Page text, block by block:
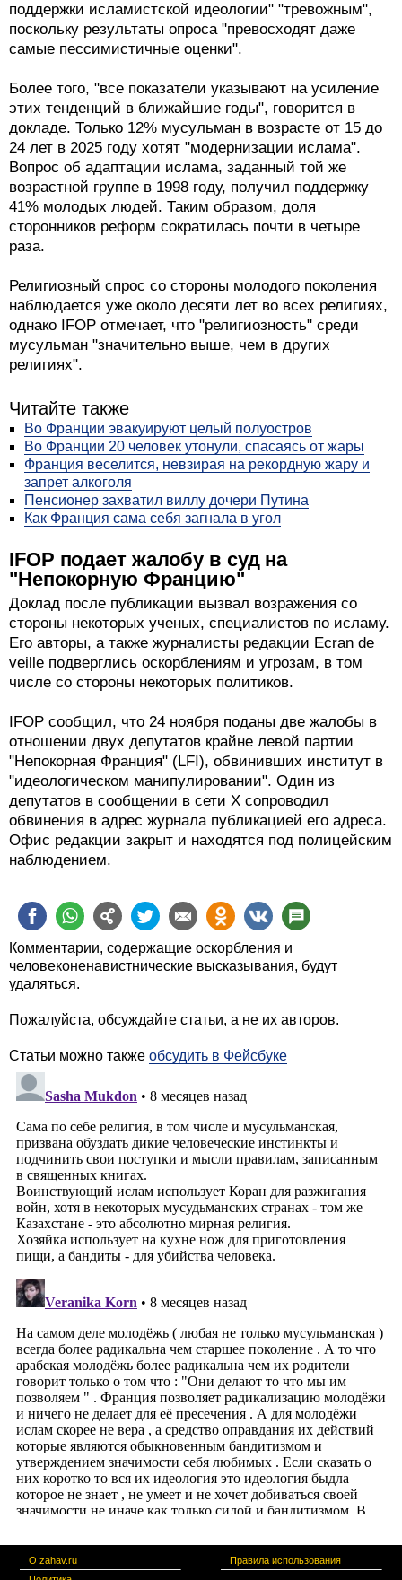
поддержки исламистской идеологии" "тревожным",
поскольку результаты опроса "превосходят даже
самые пессимистичные оценки".
Более того, "все показатели указывают на усиление
этих тенденций в ближайшие годы", говорится в
докладе. Только 12% мусульман в возрасте от 15 до
24 лет в 2025 году хотят "модернизации ислама".
Вопрос об адаптации ислама, заданный той же
возрастной группе в 1998 году, получил поддержку
41% молодых людей. Таким образом, доля
сторонников реформ сократилась почти в четыре
раза.
Религиозный спрос со стороны молодого поколения
наблюдается уже около десяти лет во всех религиях,
однако IFOP отмечает, что "религиозность" среди
мусульман "значительно выше, чем в других
религиях".
Читайте также
Во Франции эвакуируют целый полуостров
Во Франции 20 человек утонули, спасаясь от жары
Франция веселится, невзирая на рекордную жару и
запрет алкоголя
Пенсионер захватил виллу дочери Путина
Как Франция сама себя загнала в угол
IFOP подает жалобу в суд на
"Непокорную Францию"
Доклад после публикации вызвал возражения со
стороны некоторых ученых, специалистов по исламу.
Его авторы, а также журналисты редакции Ecran de
veille подверглись оскорблениям и угрозам, в том
числе со стороны некоторых политиков.
IFOP сообщил, что 24 ноября поданы две жалобы в
отношении двух депутатов крайне левой партии
"Непокорная Франция" (LFI), обвинивших институт в
"идеологическом манипулировании". Один из
депутатов в сообщении в сети Х сопроводил
обвинения в адрес журнала публикацией его адреса.
Офис редакции закрыт и находятся под полицейским
наблюдением.
Комментарии, содержащие оскорбления и
человеконенавистнические высказывания, будут
удаляться.
Пожалуйста, обсуждайте статьи, а не их авторов.
Статьи можно также обсудить в Фейсбуке
О zahav.ru
Правила использования